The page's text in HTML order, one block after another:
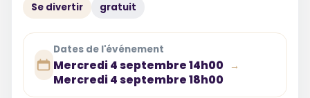
Se divertir gratuit
Dates de l'événement
Mercredi 4 septembre 14h00 →
Mercredi 4 septembre 18h00